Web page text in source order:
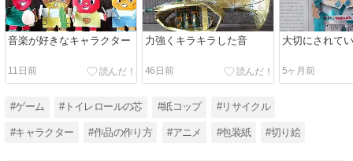
音楽が好きなキャラクター
11日前
力強くキラキラした音
46日前
大切にされて
5ヶ月前
#ゲーム #トイレロールの芯 #紙コップ #リサイクル
#キャラクター #作品の作り方 #アニメ #包装紙 #切り絵